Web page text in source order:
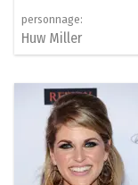
personnage:
Huw Miller